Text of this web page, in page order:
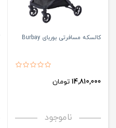
کالسکه مسافرتی بوربای Burbay
14,810,000 تومان
ناموجود